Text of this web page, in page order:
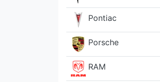
Pontiac
Porsche
RAM